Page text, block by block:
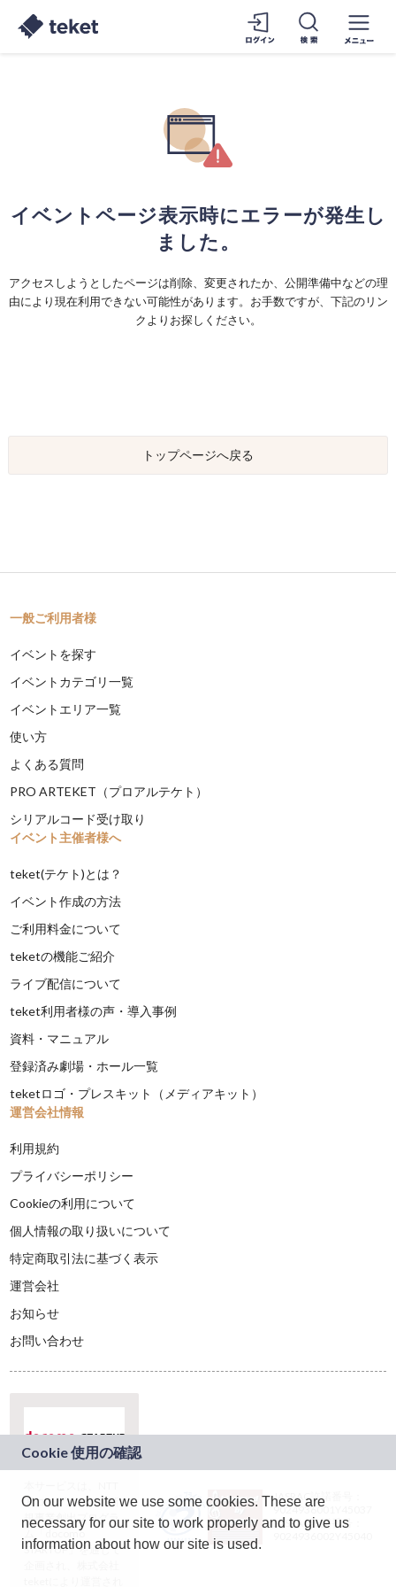
イベントページ表示時にエラーが発生し
ました。
アクセスしようとしたページは削除、変更されたか、公開準備中などの理
由により現在利用できない可能性があります。お手数ですが、下記のリン
クよりお探しください。
トップページへ戻る
一般ご利用者様
イベントを探す
イベントカテゴリ一覧
イベントエリア一覧
使い方
よくある質問
PRO ARTEKET（プロアルテケト）
シリアルコード受け取り
イベント主催者様へ
teket(テケト)とは？
イベント作成の方法
ご利用料金について
teketの機能ご紹介
ライブ配信について
teket利用者様の声・導入事例
資料・マニュアル
登録済み劇場・ホール一覧
teketロゴ・プレスキット（メディアキット）
運営会社情報
利用規約
プライバシーポリシー
Cookieの利用について
個人情報の取り扱いについて
特定商取引法に基づく表示
運営会社
お知らせ
お問い合わせ
ドコモグループの新
規事業創出プログラ
ム「docomo
STARTUP」を通じて
JASRAC許諾番号：
9024936001Y45037
JASRAC許諾番号：
On our website we use some cookies. These are
necessary for our site to work properly and to give us
information about how our site is used.